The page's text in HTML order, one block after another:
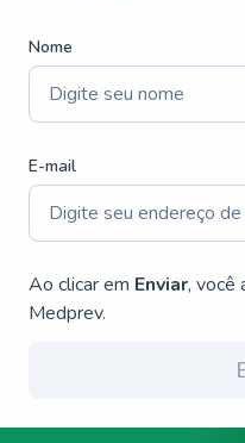
Nome
E-mail
Ao clicar em Enviar, você
Medprev.